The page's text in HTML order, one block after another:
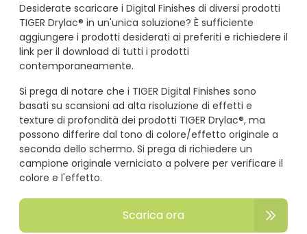
Desiderate scaricare i Digital Finishes di diversi prodotti
TIGER Drylac® in un'unica soluzione? È sufficiente
aggiungere i prodotti desiderati ai preferiti e richiedere il
link per il download di tutti i prodotti
contemporaneamente.
Si prega di notare che i TIGER Digital Finishes sono
basati su scansioni ad alta risoluzione di effetti e
texture di profondità dei prodotti TIGER Drylac®, ma
possono differire dal tono di colore/effetto originale a
seconda dello schermo. Si prega di richiedere un
campione originale verniciato a polvere per verificare il
colore e l'effetto.
Scarica ora